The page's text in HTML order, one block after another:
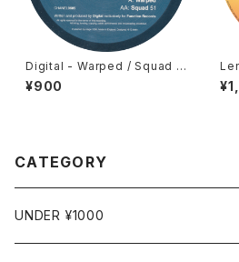
Digital - Warped / Squad 5
1 [Function / 2001]
¥900
a
CATEGORY
UNDER ¥1000